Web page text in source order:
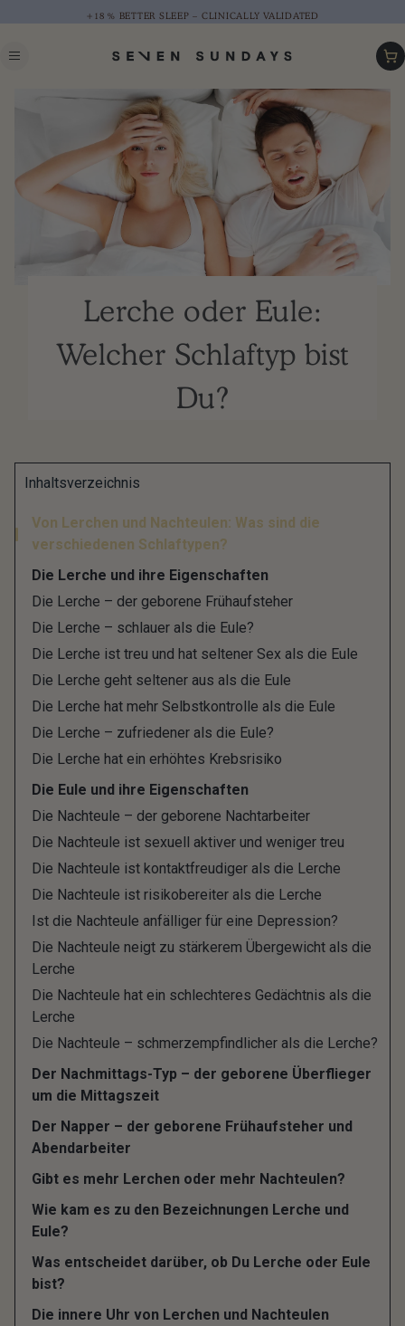
+18 % BETTER SLEEP – CLINICALLY VALIDATED
Lerche oder Eule:
Welcher Schlaftyp bist
Du?
Inhaltsverzeichnis
Von Lerchen und Nachteulen: Was sind die
verschiedenen Schlaftypen?
Die Lerche und ihre Eigenschaften
Die Lerche – der geborene Frühaufsteher
Die Lerche – schlauer als die Eule?
Die Lerche ist treu und hat seltener Sex als die Eule
Die Lerche geht seltener aus als die Eule
Die Lerche hat mehr Selbstkontrolle als die Eule
Die Lerche – zufriedener als die Eule?
Die Lerche hat ein erhöhtes Krebsrisiko
Die Eule und ihre Eigenschaften
Die Nachteule – der geborene Nachtarbeiter
Die Nachteule ist sexuell aktiver und weniger treu
Die Nachteule ist kontaktfreudiger als die Lerche
Die Nachteule ist risikobereiter als die Lerche
Ist die Nachteule anfälliger für eine Depression?
Die Nachteule neigt zu stärkerem Übergewicht als die
Lerche
Die Nachteule hat ein schlechteres Gedächtnis als die
Lerche
Die Nachteule – schmerzempfindlicher als die Lerche?
Der Nachmittags-Typ – der geborene Überflieger
um die Mittagszeit
Der Napper – der geborene Frühaufsteher und
Abendarbeiter
Gibt es mehr Lerchen oder mehr Nachteulen?
Wie kam es zu den Bezeichnungen Lerche und
Eule?
Was entscheidet darüber, ob Du Lerche oder Eule
bist?
Die innere Uhr von Lerchen und Nachteulen
Hättest Du gedacht, dass Frühaufsteher besser in
Die Chronobiologie, die Wissenschaft der
zeitlichen Organisation körperlicher Prozesse, teilt
uns Menschen in unterschiedliche Schlaftypen ein
– je nach bevorzugter Aktivitätszeit. Demnach gibt
können, sind Eulen erst abends so richtig
Von Lerchen und
Nachteulen: Was sind die
verschiedenen Schlaftypen?
Nicht alle Menschen sind dafür geschaffen, bereits
mit bester Laune aus dem Bett zu springen.
Ebenso wenig kann jeder Mensch nachts um 1
noch intellektuelle Höchstleistungen vollbringen.
Jeder Mensch hat von seiner Anlage her eine
bestimmte Zeit am Tag, in der er am
leistungsfähigsten und aktivsten ist. Auch wann Du
variiert der Schlaftyp im Verlauf der Entwicklung
bleibt der genetisch festgelegte Schlaftyp ein